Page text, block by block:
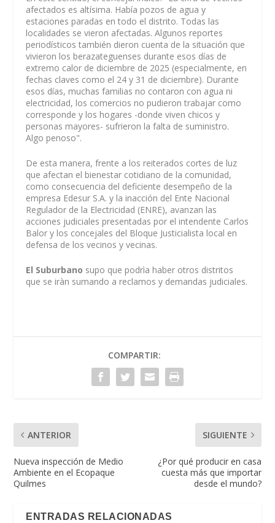
afectados es altísima. Había pozos de agua y
estaciones paradas en todo el distrito. Todas las
localidades se vieron afectadas. Algunos reportes
periodísticos también dieron cuenta de la situación que
vivieron los berazateguenses durante esos días de
extremo calor de diciembre de 2025 (especialmente, en
fechas claves como el 24 y 31 de diciembre). Durante
esos días, muchas familias no contaron con agua ni
electricidad, los comercios no pudieron trabajar como
corresponde y los hogares -donde viven chicos y
personas mayores- sufrieron la falta de suministro.
Algo penoso".
De esta manera, frente a los reiterados cortes de luz
que afectan el bienestar cotidiano de la comunidad,
como consecuencia del deficiente desempeño de la
empresa Edesur S.A. y la inacción del Ente Nacional
Regulador de la Electricidad (ENRE), avanzan las
acciones judiciales presentadas por el intendente Carlos
Balor y los concejales del Bloque Justicialista local en
defensa de los vecinos y vecinas.
El Suburbano supo que podrìa haber otros distritos
que se iràn sumando a reclamos y demandas judiciales.
COMPARTIR:
ANTERIOR
Nueva inspección de Medio
Ambiente en el Ecopaque
Quilmes
SIGUIENTE
¿Por qué producir en casa
cuesta más que importar
desde el mundo?
ENTRADAS RELACIONADAS